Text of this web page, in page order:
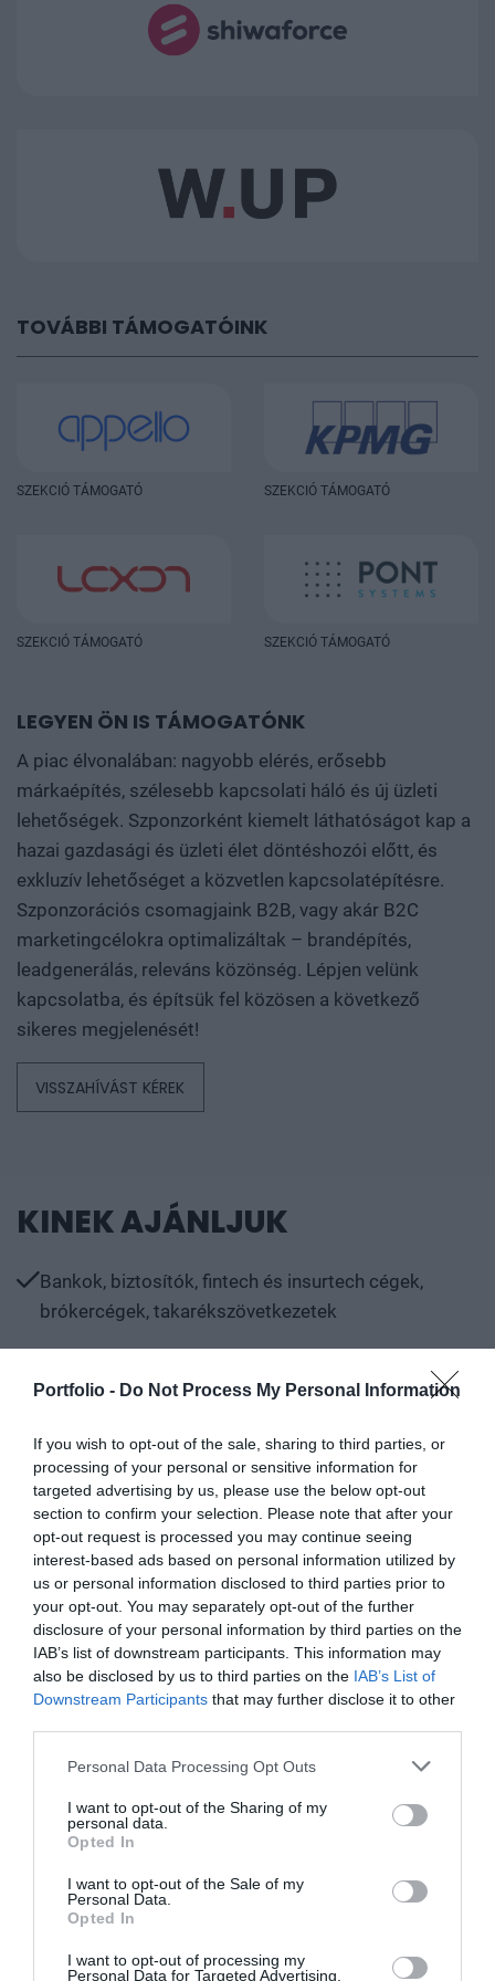
Portfolio - Do Not Process My Personal Information
If you wish to opt-out of the sale, sharing to third parties, or
processing of your personal or sensitive information for
targeted advertising by us, please use the below opt-out
section to confirm your selection. Please note that after your
opt-out request is processed you may continue seeing
interest-based ads based on personal information utilized by
us or personal information disclosed to third parties prior to
your opt-out. You may separately opt-out of the further
disclosure of your personal information by third parties on the
IAB’s list of downstream participants. This information may
also be disclosed by us to third parties on the IAB’s List of
Downstream Participants that may further disclose it to other
Personal Data Processing Opt Outs
I want to opt-out of the Sharing of my
personal data.
Opted In
I want to opt-out of the Sale of my
Personal Data.
Opted In
I want to opt-out of processing my
Personal Data for Targeted Advertising.
márkaépítés, szélesebb kapcsolati háló és új üzleti
lehetőségek. Szponzorként kiemelt láthatóságot kap a
hazai gazdasági és üzleti élet döntéshozói előtt, és
exkluzív lehetőséget a közvetlen kapcsolatépítésre.
Szponzorációs csomagjaink B2B, vagy akár B2C
marketingcélokra optimalizáltak – brandépítés,
leadgenerálás, releváns közönség. Lépjen velünk
kapcsolatba, és építsük fel közösen a következő
sikeres megjelenését!
VISSZAHÍVÁST KÉREK
KINEK AJÁNLJUK
brókercégek, takarékszövetkezetek
IT-fejlesztő és IT-biztonsági vállalatok
INFORMÁCIÓK
Hotel Sofitel Budapest
1051 Budapest, Széchenyi István tér 2.
×
+
−
Mapbox
HELYSZÍN ÉS MEGKÖZELÍTÉS
Időpont: 2017. május 30.